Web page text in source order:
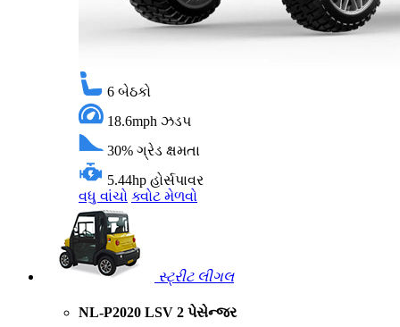
6 બેઠકો
18.6mph ઝડપ
30% ગ્રેડ ક્ષમતા
5.44hp હોર્સપાવર
વધુ વાંચો ક્વોટ મેળવો
સ્ટ્રીટ લીગલ
NL-P2020 LSV 2 પેસેન્જર